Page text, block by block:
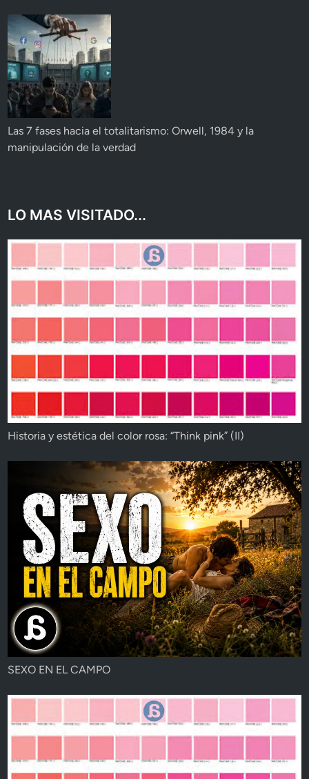
Las 7 fases hacia el totalitarismo: Orwell, 1984 y la
manipulación de la verdad
LO MAS VISITADO...
Historia y estética del color rosa: “Think pink” (II)
SEXO EN EL CAMPO